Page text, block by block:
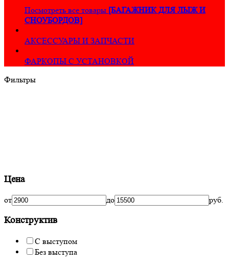
Посмотреть все товары [БАГАЖНИК ДЛЯ ЛЫЖ И
СНОУБОРДОВ]
АКСЕССУАРЫ И ЗАПЧАСТИ
ФАРКОПЫ С УСТАНОВКОЙ
Фильтры
Цена
от до руб.
Конструктив
С выступом
Без выступа